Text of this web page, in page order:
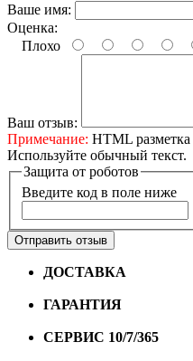
Ваше имя:
Оценка:
Плохо
Ваш отзыв:
Примечание: HTML
Используйте обычный текст.
Защита от роботов
Введите код в поле ниже
Отправить отзыв
ДОСТАВКА
ГАРАНТИЯ
СЕРВИС 10/7/365